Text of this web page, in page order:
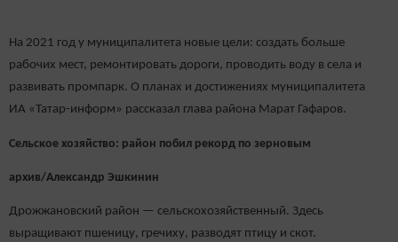
На 2021 год у муниципалитета новые цели: создать больше
рабочих мест, ремонтировать дороги, проводить воду в села и
развивать промпарк. О планах и достижениях муниципалитета
ИА «Татар-информ» рассказал глава района Марат Гафаров.
Сельское хозяйство: район побил рекорд по зерновым
архив/Александр Эшкинин
Дрожжановский район — сельскохозяйственный. Здесь
выращивают пшеницу, гречиху, разводят птицу и скот.